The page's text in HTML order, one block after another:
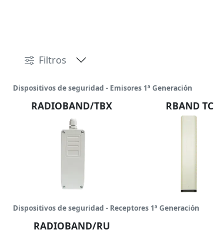
Filtros
Dispositivos de seguridad - Emisores 1ª Generación
RADIOBAND/TBX RBAND TC
Dispositivos de seguridad - Receptores 1ª Generación
RADIOBAND/RU